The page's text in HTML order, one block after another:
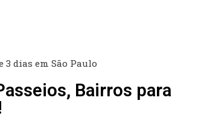
3 dias em São Paulo
Bairros para